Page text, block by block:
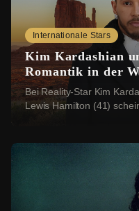
Internationale Stars
Kim Kardashian
Romantik in der
Bei Reality-Star Kim
Lewis Hamilton (41)